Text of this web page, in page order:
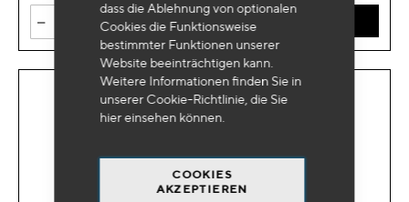
dass die Ablehnung von optionalen
Cookies die Funktionsweise
bestimmter Funktionen unserer
Website beeinträchtigen kann.
Weitere Informationen finden Sie in
unserer Cookie-Richtlinie, die Sie
hiereinsehen können.
COOKIES
AKZEPTIEREN
- IN DEN WARENKORB